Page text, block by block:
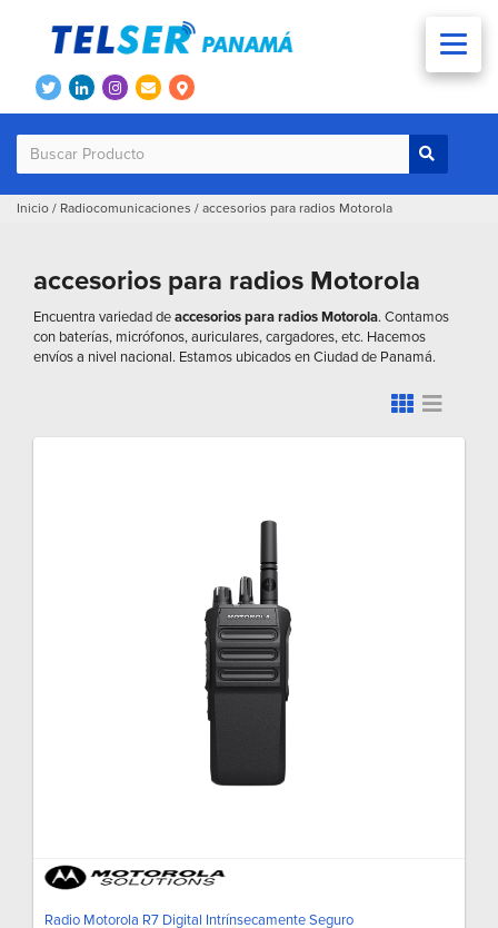
Inicio / Radiocomunicaciones / accesorios para radios Motorola
accesorios para radios Motorola
Encuentra variedad deaccesorios para radios Motorola. Contamos
con baterías, micrófonos, auriculares, cargadores, etc. Hacemos
envíos a nivel nacional. Estamos ubicados en Ciudad de Panamá.
Radio Motorola R7 Digital Intrínsecamente Seguro